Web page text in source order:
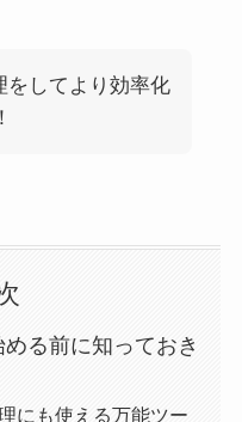
をしてより効率化
る前に知っておき
にも使える万能ツー